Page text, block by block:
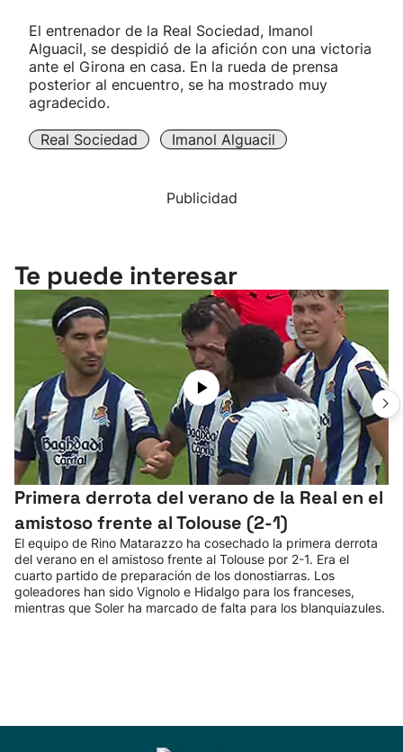
Más deportes
"Helmuga"
El entrenador de la Real Sociedad, Imanol
Alguacil, se despidió de la afición con una victoria
ante el Girona en casa. En la rueda de prensa
posterior al encuentro, se ha mostrado muy
agradecido.
Real Sociedad Imanol Alguacil
Publicidad
Te puede interesar
Primera derrota del verano de la Real en el
amistoso frente al Tolouse (2-1)
El equipo de Rino Matarazzo ha cosechado la primera derrota
del verano en el amistoso frente al Tolouse por 2-1. Era el
cuarto partido de preparación de los donostiarras. Los
goleadores han sido Vignolo e Hidalgo para los franceses,
mientras que Soler ha marcado de falta para los blanquiazules.